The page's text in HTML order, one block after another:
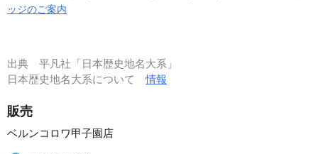
ッジのご案内
出典 平凡社「日本歴史地名大系」
日本歴史地名大系について情報
販売
ベルンコロワ甲子園店